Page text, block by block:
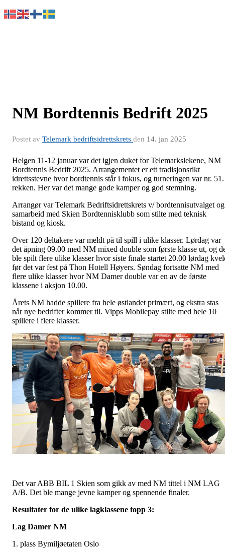
NM Bordtennis Bedrift 2025
Postet av Telemark bedriftsidrettskrets den 14. jan 2025
Helgen 11-12 januar var det igjen duket for Telemarkslekene, NM
Bordtennis Bedrift 2025. Arrangementet er ett tradisjonsrikt
idrettsstevne hvor bordtennis står i fokus, og turneringen var nr.
rekken. Her var det mange gode kamper og god stemning.
Arrangør var Telemark Bedriftsidrettskrets v/ bordtennisutvalget
samarbeid med Skien Bordtennisklubb som stilte med teknisk
bistand og kiosk.
Over 120 deltakere var meldt på til spill i ulike klasser. Lørdag var
det åpning 09.00 med NM mixed double som første klasse ut, og
ble spilt flere ulike klasser hvor siste finale startet 20.00 lørdag
før det var fest på Thon Hotell Høyers. Søndag fortsatte NM med
flere ulike klasser hvor NM Damer double var en av de første
klassene i aksjon 10.00.
Årets NM hadde spillere fra hele østlandet primært, og ekstra stas
når nye bedrifter kommer til. Vipps Mobilepay stilte med hele 10
spillere i flere klasser.
Det var ABB BIL 1 Skien som gikk av med NM tittel i NM LAG
A/B. Det ble mange jevne kamper og spennende finaler.
Resultater for de ulike lagklassene topp 3:
Lag Damer NM
1. plass Bymiljøetaten Oslo